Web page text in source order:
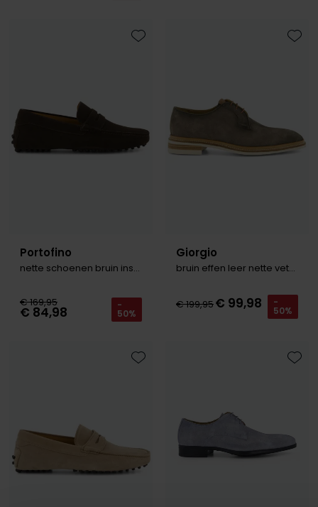
Portofino
nette schoenen bruin instappers
€ 169,95
€ 84,98 -
50%
Giorgio
bruin effen leer nette veterschoen
€ 199,95€ 99,98 -
50%